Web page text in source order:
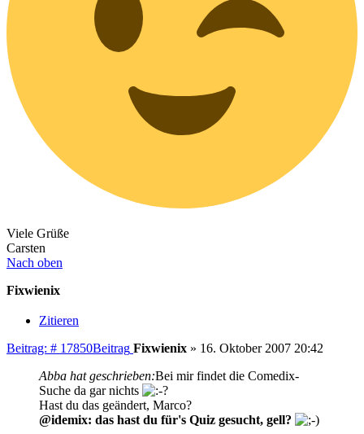
Viele Grüße
Carsten
Nach oben
Fixwienix
Zitieren
Beitrag: # 17850Beitrag Fixwienix » 16. Oktober 2007 20:42
Abba hat geschrieben:Bei mir findet die Comedix-
Suche da gar nichts
Hast du das geändert, Marco?
@idemix: das hast du für's Quiz gesucht, gell?